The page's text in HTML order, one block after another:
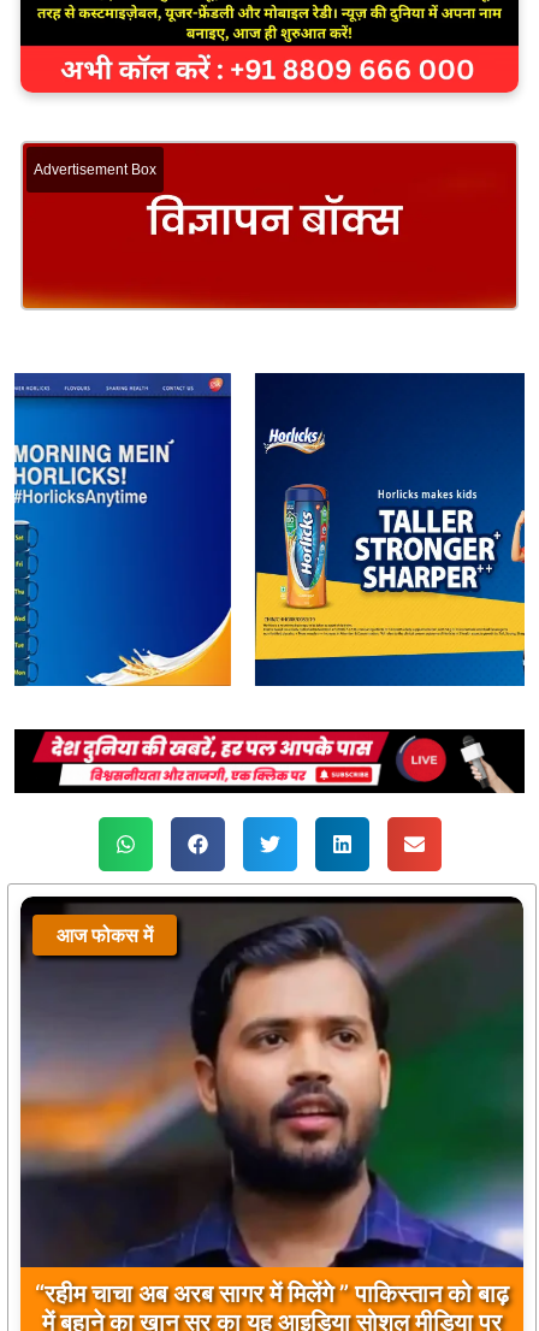
Advertisement Box
आज फोकस में
बिलावल भुट्टो द्वारा सिंधु नदी और भारत को लेकर दिए गए